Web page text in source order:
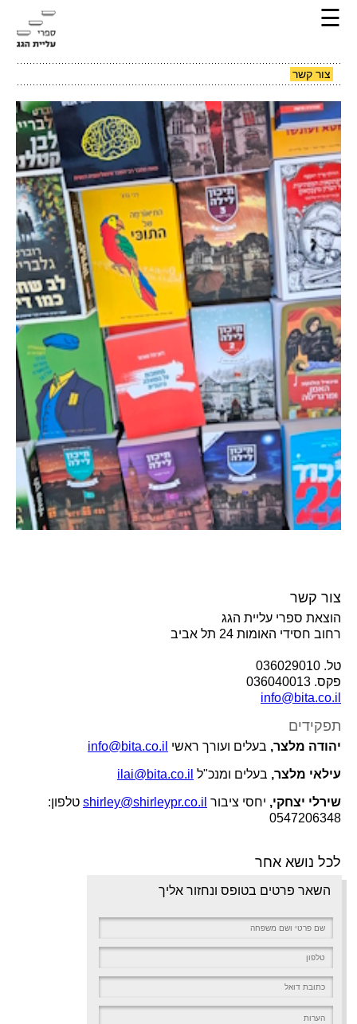
☰
צור קשר
צור קשר
הוצאת ספרי עליית הגג
רחוב חסידי האומות 24 תל אביב
טל. 036029010
פקס. 036040013
info@bita.co.il
תפקידים
יהודה מלצר, בעלים ועורך ראשי info@bita.co.il
עילאי מלצר, בעלים ומנכ"ל ilai@bita.co.il
שירלי יצחקי, יחסי ציבור shirley@shirleypr.co.il טלפון:
0547206348
לכל נושא אחר
השאר פרטים בטופס ונחזור אליך